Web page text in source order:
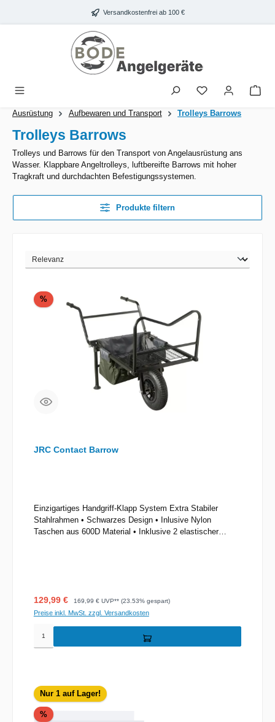
Zum Hauptinhalt springen Versandkostenfrei ab 100 €
Ausrüstung Aufbewaren und Transport Trolleys Barrows
Trolleys Barrows
Trolleys und Barrows für den Transport von Angelausrüstung ans
Wasser. Klappbare Angeltrolleys, luftbereifte Barrows mit hoher
Tragkraft und durchdachten Befestigungssystemen.
Produkte filtern
%Rabatt
JRC Contact Barrow
Einzigartiges Handgriff-Klapp System Extra Stabiler
Stahlrahmen • Schwarzes Design • Inlusive Nylon
Taschen aus 600D Material • Inklusive 2 elastischer
Verkaufspreis:
129,99 € Regulärer Preis:
169,99 € UVP** (23.53% gespart)
Preise inkl. MwSt. zzgl. Versandkosten
Nur 1 auf Lager!
%Rabatt